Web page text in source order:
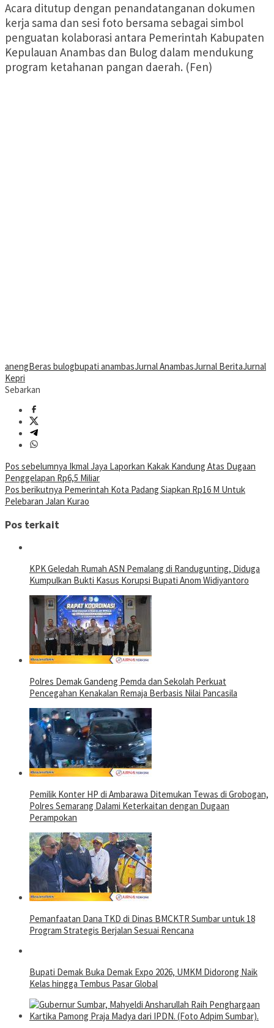
Acara ditutup dengan penandatanganan dokumen
kerja sama dan sesi foto bersama sebagai simbol
penguatan kolaborasi antara Pemerintah Kabupaten
Kepulauan Anambas dan Bulog dalam mendukung
program ketahanan pangan daerah. (Fen)
anengBeras bulogbupati anambasJurnal AnambasJurnal BeritaJurnal
Kepri
Sebarkan
Navigasi
pos
Pos sebelumnya Ikmal Jaya Laporkan Kakak Kandung Atas Dugaan
Penggelapan Rp6,5 Miliar
Pos berikutnya Pemerintah Kota Padang Siapkan Rp16 M Untuk
Pelebaran Jalan Kurao
Pos terkait
KPK Geledah Rumah ASN Pemalang di Randugunting, Diduga
Kumpulkan Bukti Kasus Korupsi Bupati Anom Widiyantoro
Polres Demak Gandeng Pemda dan Sekolah Perkuat
Pencegahan Kenakalan Remaja Berbasis Nilai Pancasila
Pemilik Konter HP di Ambarawa Ditemukan Tewas di Grobogan,
Polres Semarang Dalami Keterkaitan dengan Dugaan
Perampokan
Pemanfaatan Dana TKD di Dinas BMCKTR Sumbar untuk 18
Program Strategis Berjalan Sesuai Rencana
Bupati Demak Buka Demak Expo 2026, UMKM Didorong Naik
Kelas hingga Tembus Pasar Global